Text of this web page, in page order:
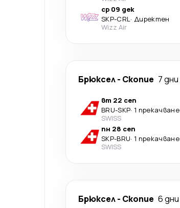
ср 09 дек
SKP-CRL· Директен
Wizz Air
Брюксел- Скопие 7 дни
вт 22 сеп
BRU-SKP· 1 прекачване
SWISS
пн 28 сеп
SKP-BRU· 1 прекачване
SWISS
Брюксел- Скопие 6 дни